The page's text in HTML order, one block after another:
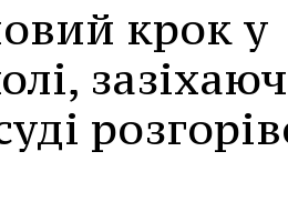
крок у